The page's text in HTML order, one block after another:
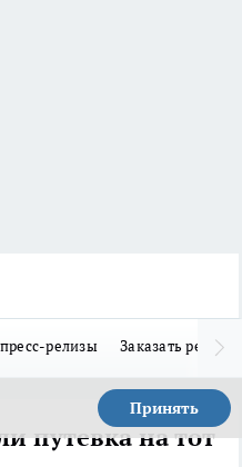
релизы Заказать
Принять
путевка на тот